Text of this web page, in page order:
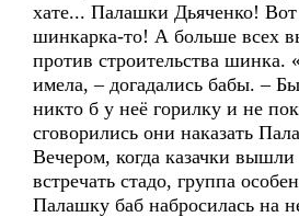
хате... Палашки Дьяченко!
шинкарка-то! А больше всех
против строительства шинка.
имела, – догадались бабы. –
никто б у неё горилку и не
сговорились они наказать
Вечером, когда казачки вышли
встречать стадо, группа
Палашку баб набросилась на